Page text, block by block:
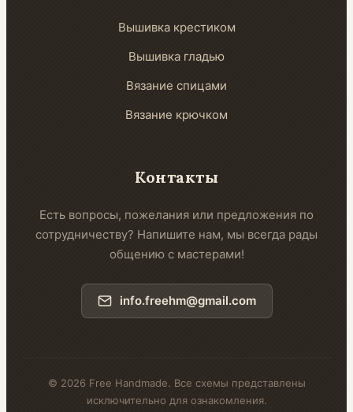
Вышивка крестиком
Вышивка гладью
Вязание спицами
Вязание крючком
Контакты
Есть вопросы, пожелания или предложения по
сотрудничеству? Напишите нам, мы всегда рады
общению с мастерами!
info.freehm@gmail.com
© 2026 Free Handmade. Все схемы представлены
исключительно для ознакомления.